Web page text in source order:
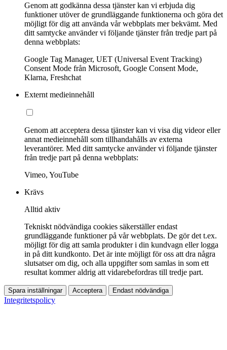
Genom att godkänna dessa tjänster kan vi erbjuda dig
funktioner utöver de grundläggande funktionerna och göra det
möjligt för dig att använda vår webbplats mer bekvämt. Med
ditt samtycke använder vi följande tjänster från tredje part på
denna webbplats:
Google Tag Manager, UET (Universal Event Tracking)
Consent Mode från Microsoft, Google Consent Mode,
Klarna, Freshchat
Externt medieinnehåll
Genom att acceptera dessa tjänster kan vi visa dig videor eller
annat medieinnehåll som tillhandahålls av externa
leverantörer. Med ditt samtycke använder vi följande tjänster
från tredje part på denna webbplats:
Vimeo, YouTube
Krävs
Alltid aktiv
Tekniskt nödvändiga cookies säkerställer endast
grundläggande funktioner på vår webbplats. De gör det t.ex.
möjligt för dig att samla produkter i din kundvagn eller logga
in på ditt kundkonto. Det är inte möjligt för oss att dra några
slutsatser om dig, och alla uppgifter som samlas in som ett
resultat kommer aldrig att vidarebefordras till tredje part.
Spara inställningar Acceptera Endast nödvändiga
Integritetspolicy